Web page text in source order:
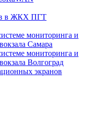
в ЖКХ ПГТ
мониторинга и
Самара
мониторинга и
Волгоград
экранов